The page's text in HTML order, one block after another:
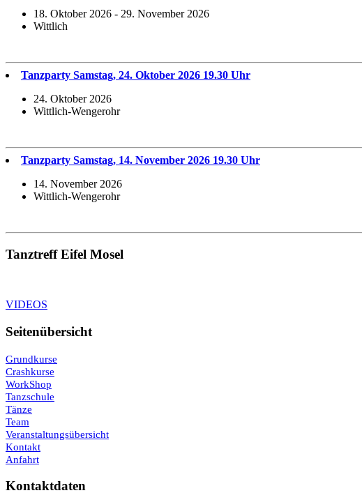
18. Oktober 2026 - 29. November 2026
Wittlich
Tanzparty Samstag, 24. Oktober 2026 19.30 Uhr
24. Oktober 2026
Wittlich-Wengerohr
Tanzparty Samstag, 14. November 2026 19.30 Uhr
14. November 2026
Wittlich-Wengerohr
Tanztreff Eifel Mosel
VIDEOS
Seitenübersicht
Grundkurse
Crashkurse
WorkShop
Tanzschule
Tänze
Team
Veranstaltungsübersicht
Kontakt
Anfahrt
Kontaktdaten